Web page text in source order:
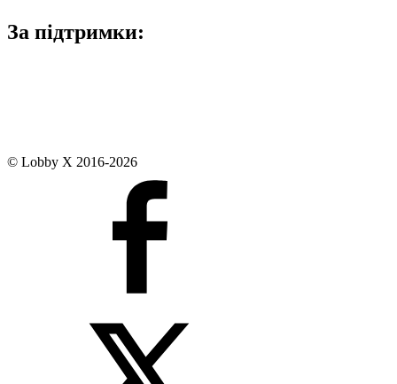
За підтримки:
© Lobby X 2016-2026